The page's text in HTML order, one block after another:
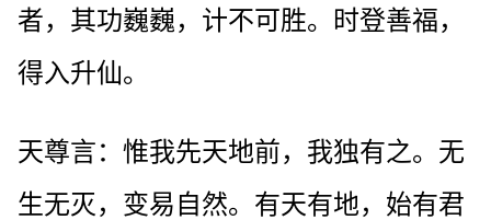
者，其功巍巍，计不可胜。时登善福，
得入升仙。
天尊言：惟我先天地前，我独有之。无
生无灭，变易自然。有天有地，始有君